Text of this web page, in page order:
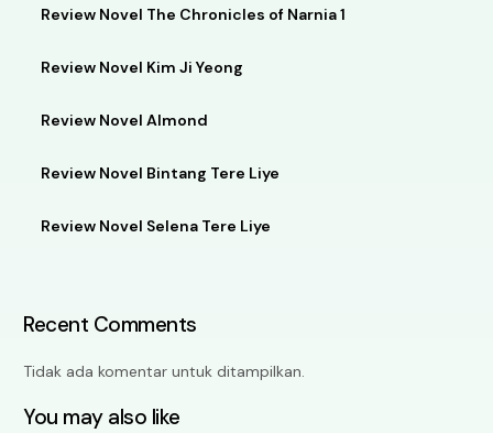
Review Novel The Chronicles of Narnia 1
Review Novel Kim Ji Yeong
Review Novel Almond
Review Novel Bintang Tere Liye
Review Novel Selena Tere Liye
Recent Comments
Tidak ada komentar untuk ditampilkan.
You may also like